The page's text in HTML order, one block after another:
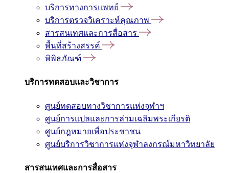
บริการทางการแพทย์
บริการตรวจวิเคราะห์คุณภาพ
สารสนเทศและการสื่อสาร
พื้นที่สร้างสรรค์
พิพิธภัณฑ์
บริการทดสอบและวิชาการ
ศูนย์ทดสอบทางวิชาการแห่งจุฬาฯ
ศูนย์การแปลและการล่ามเฉลิมพระเกียรติ
ศูนย์กฎหมายเพื่อประชาชน
ศูนย์บริการวิชาการแห่งจุฬาลงกรณ์มหาวิทยาลัย
สารสนเทศและการสื่อสาร